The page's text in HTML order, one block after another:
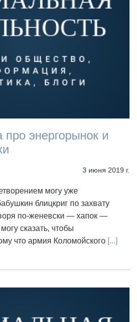
энергорынок и
3 июня 2019 г.
могу уже
блицкриг по захвату
по-женевски — хапок —
сказать, чтобы
что армия Коломойского [...]